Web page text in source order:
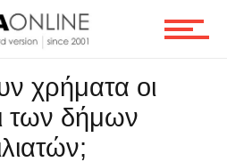
χρήματα οι
των δήμων